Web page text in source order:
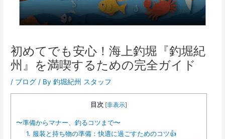
初めてでも安心！海上釣堀『釣堀紀
州』を満喫するための完全ガイド
/ ブログ / By釣堀紀州 スタッフ
目次 [非表示]
〜準備からマナー、釣るコツまで〜
1. 服装と持ち物の準備：快適に過ごすためのコツ👍